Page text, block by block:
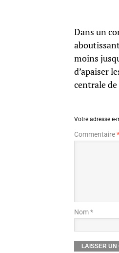
Dans un
moins
d’apaiser
centrale de
Votre adresse e-
Commentaire*
Nom *